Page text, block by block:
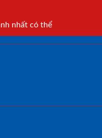
nhất có thể